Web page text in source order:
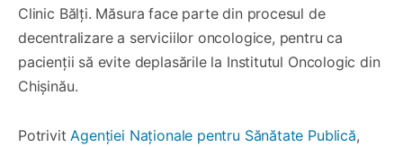
Clinic Bălți. Măsura face parte din procesul de
decentralizare a serviciilor oncologice, pentru ca
pacienții să evite deplasările la Institutul Oncologic din
Chișinău.
PotrivitAgenției Naționale pentru Sănătate Publică,